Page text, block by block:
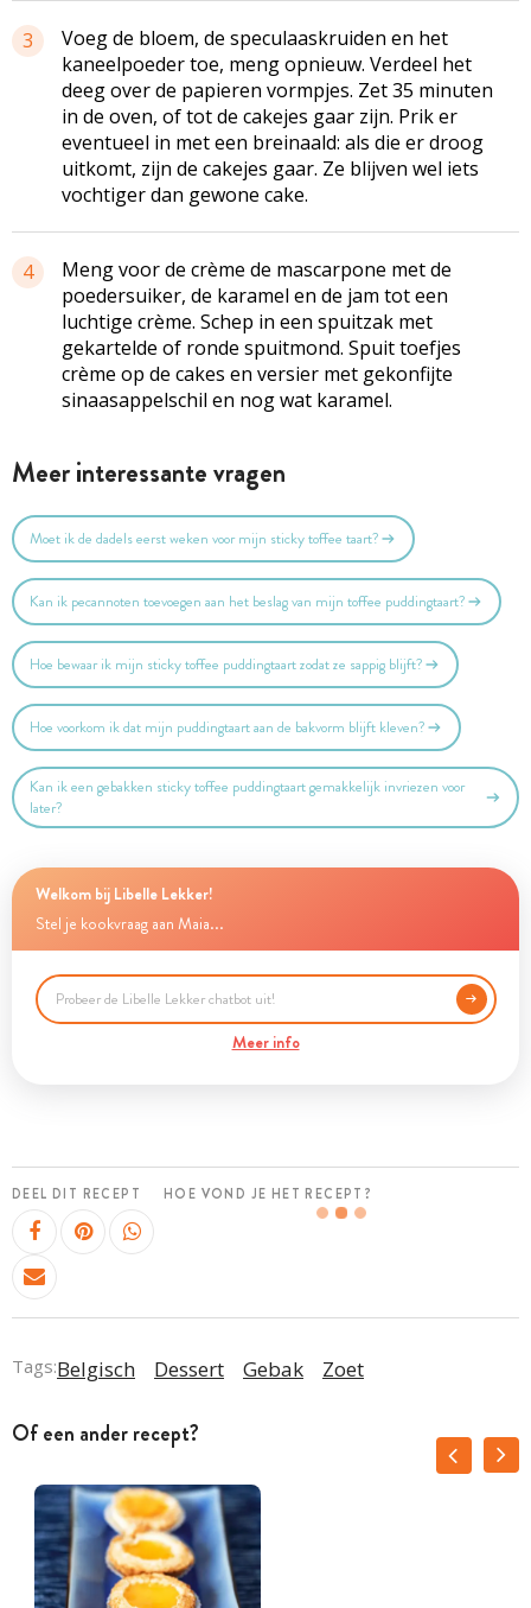
3
Voeg de bloem, de speculaaskruiden en het
kaneelpoeder toe, meng opnieuw. Verdeel het
deeg over de papieren vormpjes. Zet 35 minuten
in de oven, of tot de cakejes gaar zijn. Prik er
eventueel in met een breinaald: als die er droog
uitkomt, zijn de cakejes gaar. Ze blijven wel iets
vochtiger dan gewone cake.
4
Meng voor de crème de mascarpone met de
poedersuiker, de karamel en de jam tot een
luchtige crème. Schep in een spuitzak met
gekartelde of ronde spuitmond. Spuit toefjes
crème op de cakes en versier met gekonfijte
sinaasappelschil en nog wat karamel.
Meer interessante vragen
Moet ik de dadels eerst weken voor mijn sticky toffee taart?
Kan ik pecannoten toevoegen aan het beslag van mijn toffee puddingtaart?
Hoe bewaar ik mijn sticky toffee puddingtaart zodat ze sappig blijft?
Hoe voorkom ik dat mijn puddingtaart aan de bakvorm blijft kleven?
Kan ik een gebakken sticky toffee puddingtaart gemakkelijk invriezen voor
later?
Welkom bij Libelle Lekker!
Stel je kookvraag aan Maia...
Meer info
DEEL DIT RECEPT HOE VOND JE HET RECEPT?
Tags:Belgisch Dessert Gebak Zoet
Of een ander recept?